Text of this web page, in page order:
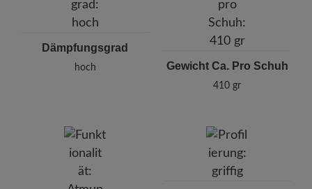
Dämpfungsgrad
hoch Gewicht Ca. Pro Schuh
410 gr